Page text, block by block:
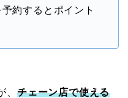
約するとポイント
、 チェーン店で使える